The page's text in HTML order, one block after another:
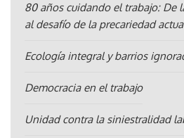
80 años cuidando el trabajo: De
al desafío de la precariedad
Ecología integral y barrios
Democracia en el trabajo
Unidad contra la siniestralidad